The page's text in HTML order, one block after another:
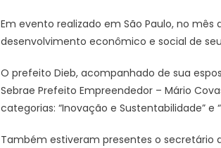
Em evento realizado em São Paulo, no mês
desenvolvimento econômico e social de
O prefeito Dieb, acompanhado de sua
Sebrae Prefeito Empreendedor – Mário
categorias: “Inovação e Sustentabilidade” e
Também estiveram presentes o secretário